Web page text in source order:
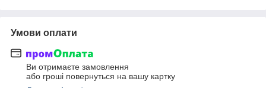
Умови оплати
Ви отримаєте замовлення
або гроші повернуться на вашу картку